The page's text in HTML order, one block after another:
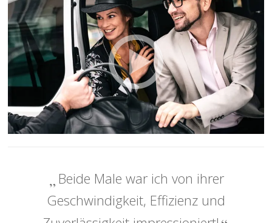
Beide Male war ich von ihrer
Geschwindigkeit, Effizienz und